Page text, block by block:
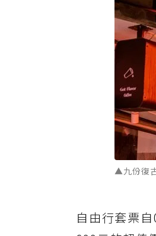
▲九份復
自由行套票